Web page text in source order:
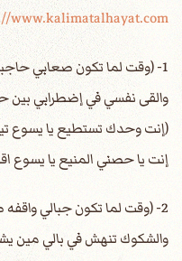
www.kalimatalhayat.com
1- (وقت لما تكون صعابي حاجبة عن عيني السما
والقى نفسي في إضطرابي بين
(إنت وحدك تستطيع يا يسوع
إنت يا حصني المنيع يا يسوع
2- (وقت لما تكون جبالي واقفه ضدي بمستحيل
والشكوك تنهش في بالي مين